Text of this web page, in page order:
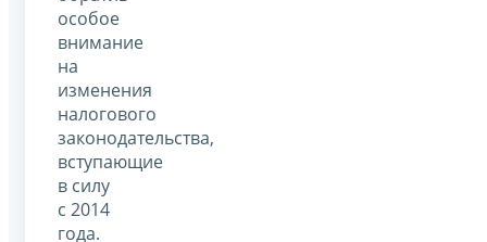
особое
внимание
на
изменения
налогового
законодательства,
вступающие
в силу
с 2014
года.